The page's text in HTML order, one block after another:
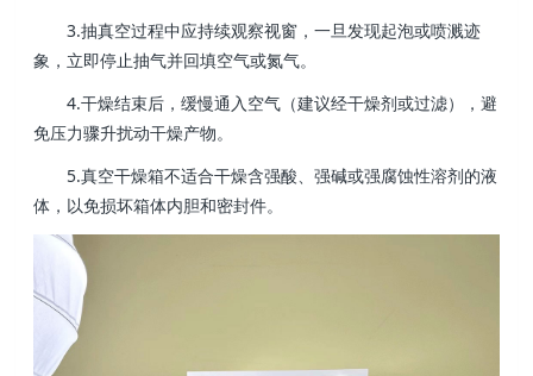
3.抽真空过程中应持续观察视窗，一旦发现起泡或喷溅迹
象，立即停止抽气并回填空气或氮气。
4.干燥结束后，缓慢通入空气（建议经干燥剂或过滤），避
免压力骤升扰动干燥产物。
5.真空干燥箱不适合干燥含强酸、强碱或强腐蚀性溶剂的液
体，以免损坏箱体内胆和密封件。